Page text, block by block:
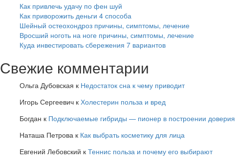
Как привлечь удачу по фен шуй
Как приворожить деньги 4 способа
Шейный остеохондроз причины, симптомы, лечение
Вросший ноготь на ноге причины, симптомы, лечение
Куда инвестировать сбережения 7 вариантов
Свежие комментарии
Ольга Дубовская к Недостаток сна к чему приводит
Игорь Сергеевич к Холестерин польза и вред
Богдан к Подключаемые гибриды — пионер в построении
Наташа Петрова к Как выбрать косметику для лица
Евгений Лебовский к Теннис польза и почему его выбирают